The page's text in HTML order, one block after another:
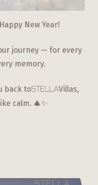
New Year!
journey — for every
memory.
back toSTELLAVillas,
calm. 🎄✨